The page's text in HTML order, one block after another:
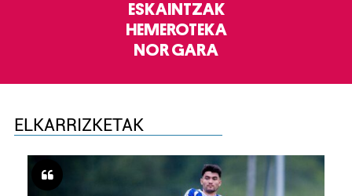
ESKAINTZAK
HEMEROTEKA
NOR GARA
ELKARRIZKETAK